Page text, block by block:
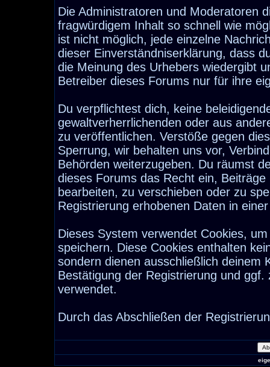
Die Administratoren und Moderatoren
fragwürdigem Inhalt so schnell wie
ist nicht möglich, jede einzelne
dieser Einverständniserklärung, dass
die Meinung des Urhebers wiedergibt
Betreiber dieses Forums nur für ihre
Du verpflichtest dich, keine
gewaltverherrlichenden oder aus
zu veröffentlichen. Verstöße gegen
Sperrung, wir behalten uns vor,
Behörden weiterzugeben. Du räumst
dieses Forums das Recht ein,
bearbeiten, zu verschieben oder zu
Registrierung erhobenen Daten in
Dieses System verwendet Cookies,
speichern. Diese Cookies enthalten
sondern dienen ausschließlich deinem
Bestätigung der Registrierung und
verwendet.
Durch das Abschließen der